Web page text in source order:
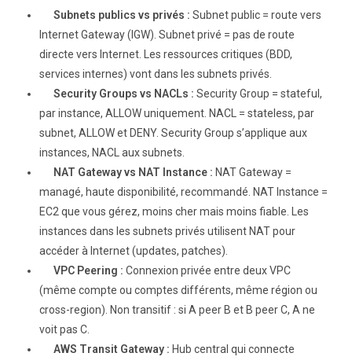
Subnets publics vs privés : Subnet public = route vers
Internet Gateway (IGW). Subnet privé = pas de route
directe vers Internet. Les ressources critiques (BDD,
services internes) vont dans les subnets privés.
Security Groups vs NACLs : Security Group = stateful,
par instance, ALLOW uniquement. NACL = stateless, par
subnet, ALLOW et DENY. Security Group s’applique aux
instances, NACL aux subnets.
NAT Gateway vs NAT Instance : NAT Gateway =
managé, haute disponibilité, recommandé. NAT Instance =
EC2 que vous gérez, moins cher mais moins fiable. Les
instances dans les subnets privés utilisent NAT pour
accéder à Internet (updates, patches).
VPC Peering : Connexion privée entre deux VPC
(même compte ou comptes différents, même région ou
cross-region). Non transitif : si A peer B et B peer C, A ne
voit pas C.
AWS Transit Gateway : Hub central qui connecte